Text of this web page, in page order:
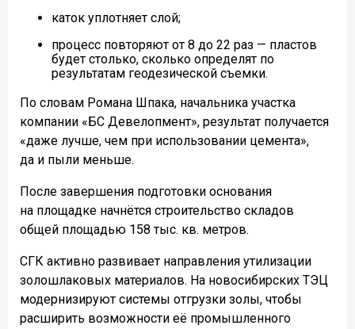
каток уплотняет слой;
процесс повторяют от 8 до 22 раз — пластов
будет столько, сколько определят по
результатам геодезической съемки.
По словам Романа Шпака, начальника участка
компании «БС Девелопмент», результат получается
«даже лучше, чем при использовании цемента»,
да и пыли меньше.
После завершения подготовки основания
на площадке начнётся строительство складов
общей площадью 158 тыс. кв. метров.
СГК активно развивает направления утилизации
золошлаковых материалов. На новосибирских ТЭЦ
модернизируют системы отгрузки золы, чтобы
расширить возможности её промышленного